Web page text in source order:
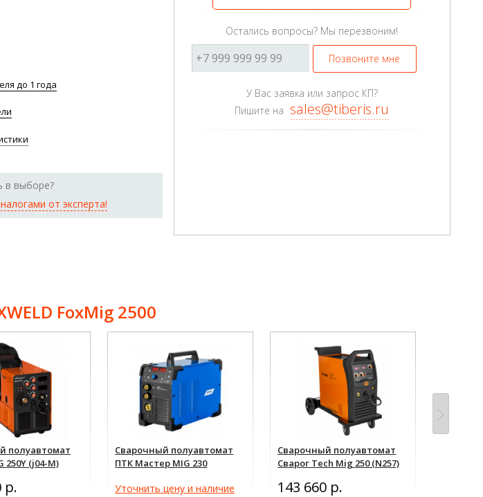
до 1 года
в выборе?
от эксперта!
Остались вопросы? Мы перезвоним!
Позвоните мне
У Вас заявка или запрос КП?
Пишите на sales@tiberis.ru
FoxMig 2500
полуавтомат
250Y (j04-M)
р.
Сварочный полуавтомат
ПТК Мастер MIG 230
Уточнить цену и наличие
Сварочный полуавтомат
Сварог Tech Mig 250 (N257)
143 660 р.